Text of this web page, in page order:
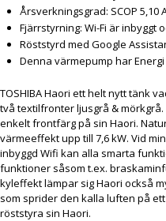
Årsverkningsgrad: SCOP 5,10
Fjärrstyrning: Wi-Fi är inbyggt
Röststyrd med Google
Denna värmepump har
TOSHIBA Haori ett helt nytt tänk
två textilfronter ljusgrå &
enkelt frontfärg på sin Haori.
värmeeffekt upp till 7,6 kW. Vid
inbyggd Wifi kan alla smarta
funktioner såsom t.ex.
kyleffekt lämpar sig Haori också
som sprider den kalla luften på
röststyra sin Haori.